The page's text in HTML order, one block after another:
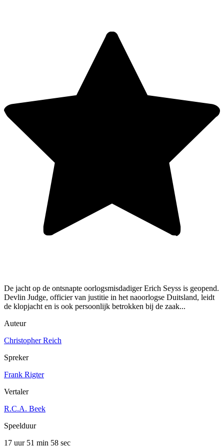
De jacht op de ontsnapte oorlogsmisdadiger Erich Seyss is geopend.
Devlin Judge, officier van justitie in het naoorlogse Duitsland, leidt
de klopjacht en is ook persoonlijk betrokken bij de zaak...
Auteur
Christopher Reich
Spreker
Frank Rigter
Vertaler
R.C.A. Beek
Speelduur
17 uur 51 min 58 sec